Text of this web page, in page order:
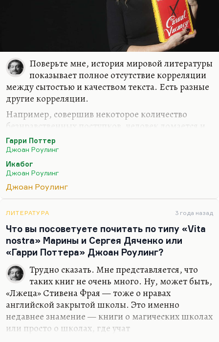
Поверьте мне, история мировой литературы
показывает полное отсутствие корреляции
между сытостью и качеством текста. Есть разные
другие корреляции.
Например, совершив некоторое количество
безнравственных поступков, человек ломается и
утрачивает талант. Или подвергшись травле,
человек утрачивает талант — то, что Зощенко
называл «писатель с перепуганной душой». Это
потеря квалификации.
Или Улицкая прослеживает очень интересную
заболеванием и нравственным подъемом.
Скажем, в минуты душевного и физического
здоровья, полноценности человек близко ничего
подобного бы не создал. Вот Берджесс написал
«Заводной апельсин», зная, что…
Гарри Поттер
Джоан Роулинг
Икабог
Джоан Роулинг
Джоан Роулинг
ЛИТЕРАТУРА 3 года назад
Что вы посоветуете почитать по типу «Vita
nostra» Марины и Сергея Дяченко или
«Гарри Поттера» Джоан Роулинг?
Трудно сказать. Мне представляется, что
таких книг не очень много. Ну, может быть,
«Лжеца» Стивена Фрая — тоже о нравах
английской закрытой школы. Это именно
недавнее знамение — книги о магических школах
или просто о школах, где учат